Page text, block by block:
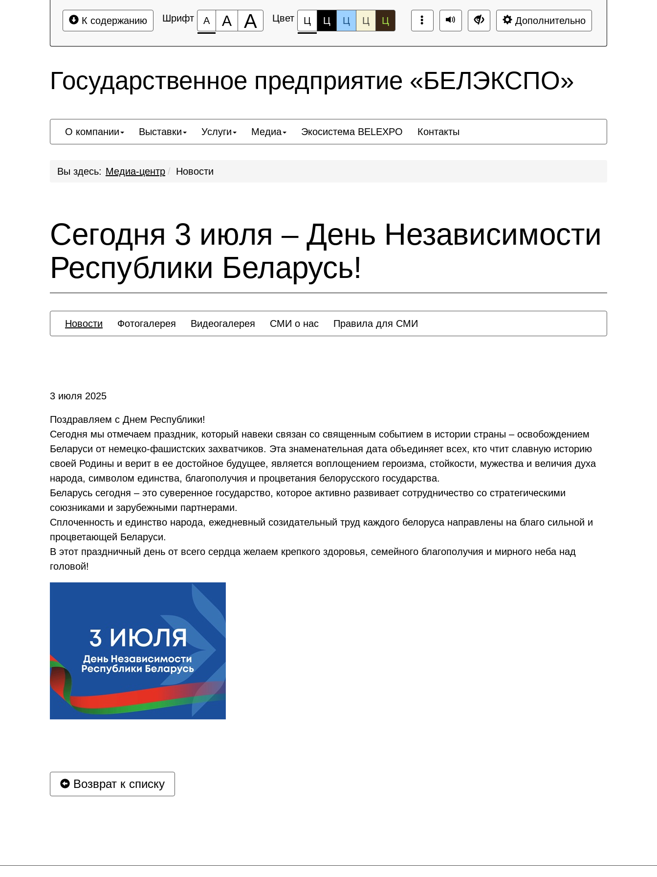
К содержанию Шрифт А А А Цвет Ц Ц Ц Ц Ц Дополнительно
Государственное предприятие «БЕЛЭКСПО»
О компании Выставки Услуги Медиа Экосистема BELEXPO Контакты
Вы здесь: Медиа-центр Новости
Сегодня 3 июля – День Независимости
Республики Беларусь!
Новости Фотогалерея Видеогалерея СМИ о нас Правила для СМИ
3 июля 2025
Поздравляем с Днем Республики!
Сегодня мы отмечаем праздник, который навеки связан со священным событием в истории страны ‒ освобождением
Беларуси от немецко-фашистских захватчиков. Эта знаменательная дата объединяет всех, кто чтит славную историю
своей Родины и верит в ее достойное будущее, является воплощением героизма, стойкости, мужества и величия духа
народа, символом единства, благополучия и процветания белорусского государства.
Беларусь сегодня – это суверенное государство, которое активно развивает сотрудничество со стратегическими
союзниками и зарубежными партнерами.
Сплоченность и единство народа, ежедневный созидательный труд каждого белоруса направлены на благо сильной и
процветающей Беларуси.
В этот праздничный день от всего сердца желаем крепкого здоровья, семейного благополучия и мирного неба над
головой!
Возврат к списку